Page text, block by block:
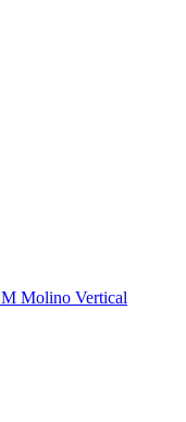
Molino Vertical